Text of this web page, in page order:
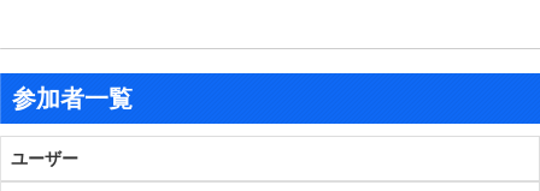
参加者一覧
ユーザー